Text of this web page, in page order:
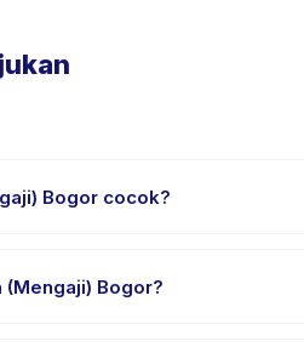
Bogor cocok?
sesuai. Bogor?